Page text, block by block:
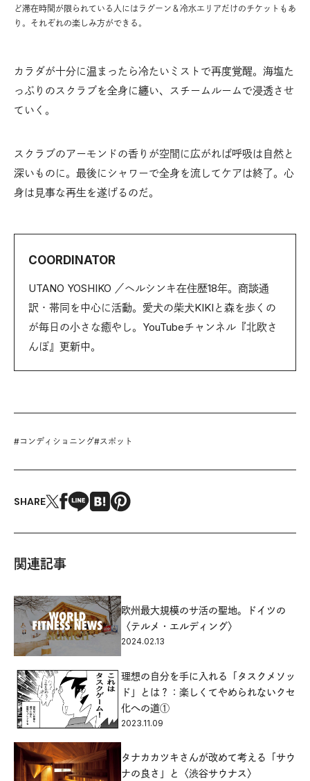
ど滞在時間が限られている人にはラグーン＆冷水エリアだけのチケットもあ
り。それぞれの楽しみ方ができる。
カラダが十分に温まったら冷たいミストで再度覚醒。海塩た
っぷりのスクラブを全身に纏い、スチームルームで浸透させ
ていく。
スクラブのアーモンドの香りが空間に広がれば呼吸は自然と
深いものに。最後にシャワーで全身を流してケアは終了。心
身は見事な再生を遂げるのだ。
COORDINATOR
UTANO YOSHIKO ／ヘルシンキ在住歴18年。商談通
訳・帯同を中心に活動。愛犬の柴犬KIKIと森を歩くの
が毎日の小さな癒やし。YouTubeチャンネル『北欧さ
んぽ』更新中。
#コンディショニング#スポット
SHARE
関連記事
欧州最大規模のサ活の聖地。ドイツの
〈テルメ・エルディング〉
2024.02.13
理想の自分を手に入れる「タスクメソッ
ド」とは？：楽しくてやめられないクセ
化への道①
2023.11.09
タナカカツキさんが改めて考える「サウ
ナの良さ」と〈渋谷サウナス〉